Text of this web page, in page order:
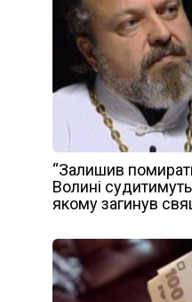
“Залишив
Волині
якому загинув